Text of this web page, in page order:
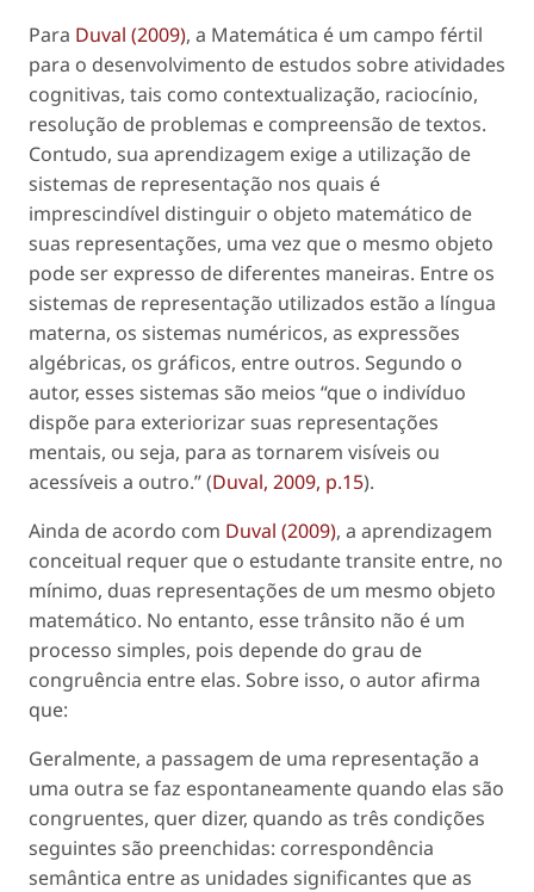
Para Duval (2009), a Matemática é um campo fértil
para o desenvolvimento de estudos sobre atividades
cognitivas, tais como contextualização, raciocínio,
resolução de problemas e compreensão de textos.
Contudo, sua aprendizagem exige a utilização de
sistemas de representação nos quais é
imprescindível distinguir o objeto matemático de
suas representações, uma vez que o mesmo objeto
pode ser expresso de diferentes maneiras. Entre os
sistemas de representação utilizados estão a língua
materna, os sistemas numéricos, as expressões
algébricas, os gráficos, entre outros. Segundo o
autor, esses sistemas são meios “que o indivíduo
dispõe para exteriorizar suas representações
mentais, ou seja, para as tornarem visíveis ou
acessíveis a outro.” (Duval, 2009, p.15).
Ainda de acordo com Duval (2009), a aprendizagem
conceitual requer que o estudante transite entre, no
mínimo, duas representações de um mesmo objeto
matemático. No entanto, esse trânsito não é um
processo simples, pois depende do grau de
congruência entre elas. Sobre isso, o autor afirma
que:
Geralmente, a passagem de uma representação a
uma outra se faz espontaneamente quando elas são
congruentes, quer dizer, quando as três condições
seguintes são preenchidas: correspondência
semântica entre as unidades significantes que as